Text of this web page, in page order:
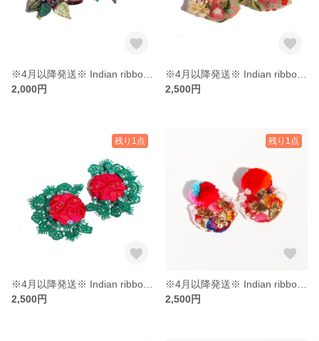
2,000円
2,500円
残り1点
2,500円
残り1点
2,500円